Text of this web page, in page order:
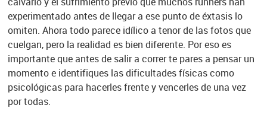
experimentado antes de llegar a ese punto de éxtasis lo
omiten. Ahora todo parece idílico a tenor de las fotos que
cuelgan, pero la realidad es bien diferente. Por eso es
importante que antes de salir a correr te pares a pensar un
momento e identifiques las dificultades físicas como
psicológicas para hacerles frente y vencerles de una vez
por todas.